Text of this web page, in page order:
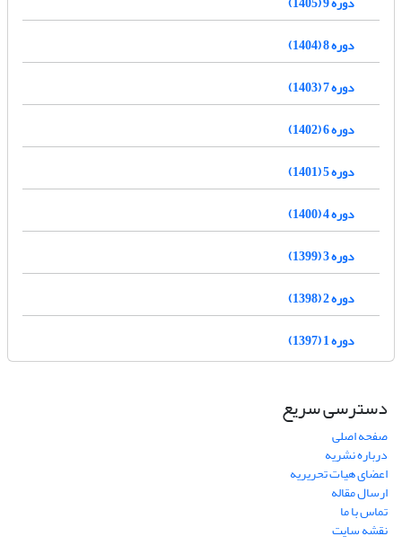
دوره 8 (1404)
دوره 7 (1403)
دوره 6 (1402)
دوره 5 (1401)
دوره 4 (1400)
دوره 3 (1399)
دوره 2 (1398)
دوره 1 (1397)
دسترسی سریع
صفحه اصلی
درباره نشریه
اعضای هیات تحریریه
ارسال مقاله
تماس با ما
نقشه سایت